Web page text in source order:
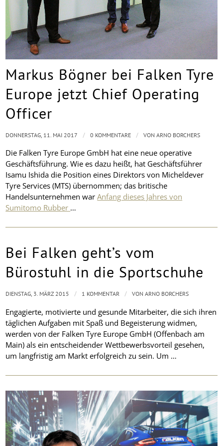
Markus Bögner bei Falken Tyre
Europe jetzt Chief Operating
Officer
Die Falken Tyre Europe GmbH hat eine neue operative
Geschäftsführung. Wie es dazu heißt, hat Geschäftsführer
Isamu Ishida die Position eines Direktors von Micheldever
Tyre Services (MTS) übernommen; das britische
Handelsunternehmen warAnfang dieses Jahres von
Sumitomo Rubber …
DONNERSTAG, 11. MAI 2017 / 0 KOMMENTARE / VONARNO BORCHERS
Bei Falken geht’s vom
Bürostuhl in die Sportschuhe
Engagierte, motivierte und gesunde Mitarbeiter, die sich ihren
täglichen Aufgaben mit Spaß und Begeisterung widmen,
werden von der Falken Tyre Europe GmbH (Offenbach am
Main) als ein entscheidender Wettbewerbsvorteil gesehen,
um langfristig am Markt erfolgreich zu sein. Um …
DIENSTAG, 3. MÄRZ 2015 / 1 KOMMENTAR / VONARNO BORCHERS